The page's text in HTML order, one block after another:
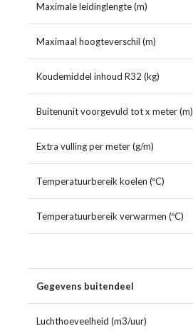
Maximale leidinglengte (m)
Maximaal hoogteverschil (m)
Koudemiddel inhoud R32 (kg)
Buitenunit voorgevuld tot x meter (m)
Extra vulling per meter (g/m)
Temperatuurbereik koelen (ºC)
Temperatuurbereik verwarmen (ºC)
Gegevens buitendeel
Luchthoeveelheid (m3/uur)